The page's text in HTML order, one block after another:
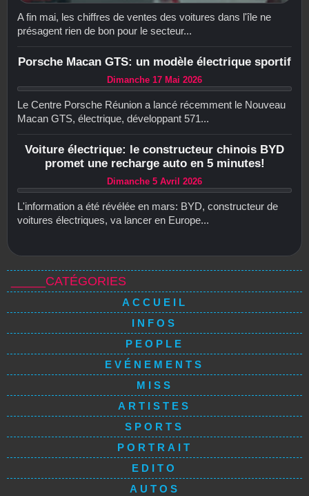
A fin mai, les chiffres de ventes des voitures dans l'île ne
présagent rien de bon pour le secteur...
Porsche Macan GTS: un modèle électrique sportif
Dimanche 17 Mai 2026
Le Centre Porsche Réunion a lancé récemment le Nouveau
Macan GTS, électrique, développant 571...
Voiture électrique: le constructeur chinois BYD
promet une recharge auto en 5 minutes!
Dimanche 5 Avril 2026
L'information a été révélée en mars: BYD, constructeur de
voitures électriques, va lancer en Europe...
_____CATÉGORIES
ACCUEIL
INFOS
PEOPLE
EVÉNEMENTS
MISS
ARTISTES
SPORTS
PORTRAIT
EDITO
AUTOS